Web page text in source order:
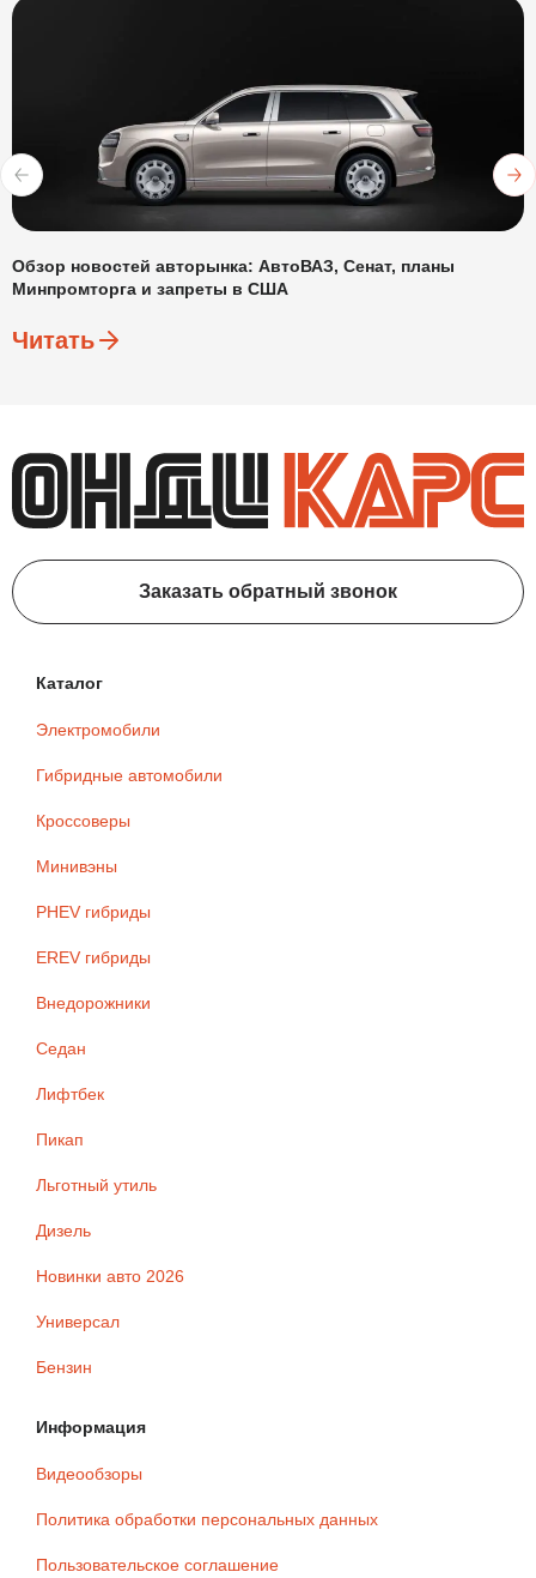
Обзор новостей авторынка: АвтоВАЗ, Сенат, планы
Минпромторга и запреты в США
Читать
Заказать обратный звонок
Каталог
Электромобили
Гибридные автомобили
Кроссоверы
Минивэны
PHEV гибриды
EREV гибриды
Внедорожники
Седан
Лифтбек
Пикап
Льготный утиль
Дизель
Новинки авто 2026
Универсал
Бензин
Информация
Видеообзоры
Политика обработки персональных данных
Пользовательское соглашение